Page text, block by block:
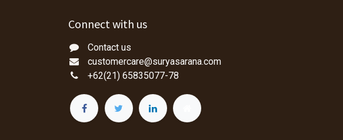
Connect with us
Contact us
customercare@suryasarana.com
+62(21) 65835077-78